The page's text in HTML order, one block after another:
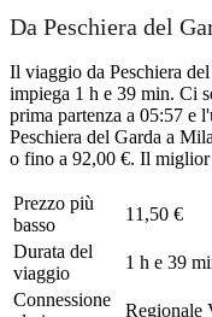
Da Peschiera del
Il viaggio da Peschiera
impiega 1 h e 39 min. Ci
prima partenza a 05:57 e
Peschiera del Garda a
o fino a 92,00 €. Il miglior
Prezzo più
basso
11,50 €
Durata del
viaggio
1 h e 39
Connessione
Regionale